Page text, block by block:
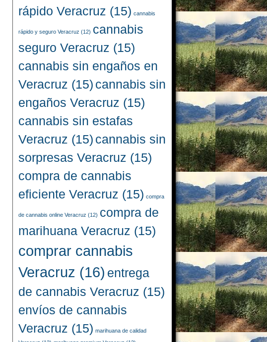
rápido Veracruz (15) cannabis
rápido y seguro Veracruz (12) cannabis
seguro Veracruz (15)
cannabis sin engaños en
Veracruz (15) cannabis sin
engaños Veracruz (15)
cannabis sin estafas
Veracruz (15) cannabis sin
sorpresas Veracruz (15)
compra de cannabis
eficiente Veracruz (15) compra
de cannabis online Veracruz (12) compra de
marihuana Veracruz (15)
comprar cannabis
Veracruz (16) entrega
de cannabis Veracruz (15)
envíos de cannabis
Veracruz (15) marihuana de calidad